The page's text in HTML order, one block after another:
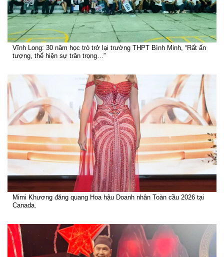
Vĩnh Long: 30 năm học trò trở lại trường THPT Bình Minh, “Rất ấn
tượng, thể hiện sự trân trọng…”
Mimi Khương đăng quang Hoa hậu Doanh nhân Toàn cầu 2026 tại
Canada.